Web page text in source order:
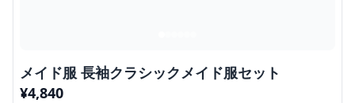
メイド服 長袖クラシックメイド服セット
¥4,840